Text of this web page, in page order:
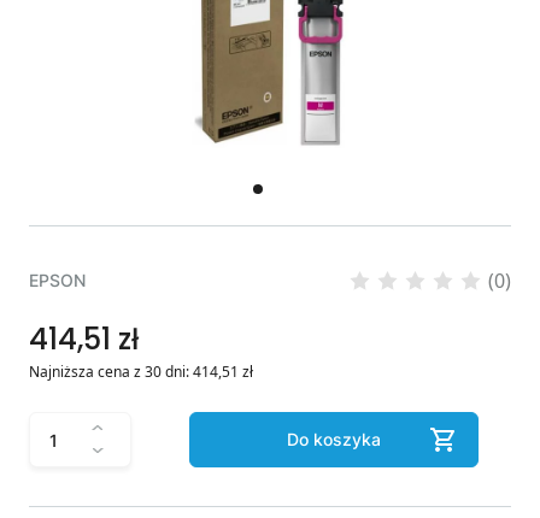
EPSON (0)
414,51 zł
Najniższa cena z 30 dni:414,51 zł
Do koszyka